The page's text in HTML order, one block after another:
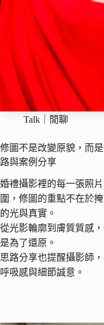
Talk｜閒聊
修圖不是改變原貌，而
路與案例分享
婚禮攝影裡的每一張照
圍，修圖的重點不在於
的光與真實。
從光影輪廓到膚質質感
是為了還原。
思路分享也提醒攝影師
呼吸感與細節誠意。